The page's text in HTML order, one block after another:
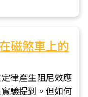
磁煞車上的
律產生阻尼效應
驗提到。但如何